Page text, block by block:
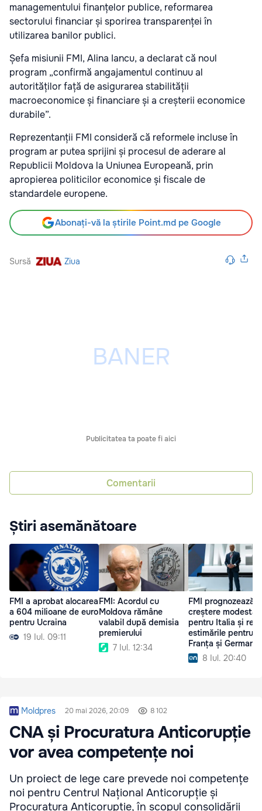
managementului finanțelor publice, reformarea
sectorului financiar și sporirea transparenței în
utilizarea banilor publici.
Șefa misiunii FMI, Alina Iancu, a declarat că noul
program „confirmă angajamentul continuu al
autorităților față de asigurarea stabilității
macroeconomice și financiare și a creșterii economice
durabile”.
Reprezentanții FMI consideră că reformele incluse în
program ar putea sprijini și procesul de aderare al
Republicii Moldova la Uniunea Europeană, prin
apropierea politicilor economice și fiscale de
standardele europene.
Abonați-vă la știrile Point.md pe Google
Sursă Ziua
Publicitatea ta poate fi aici
Comentarii
Știri asemănătoare
FMI a aprobat alocarea
a 604 milioane de euro
pentru Ucraina
19 Iul. 09:11
FMI: Acordul cu
Moldova rămâne
valabil după demisia
premierului
7 Iul. 12:34
FMI prognozează o
creștere modestă
pentru Italia și
estimările pentru
Franța și Germania
8 Iul. 20:40
Moldpres 20 mai 2026, 20:09 8 102
CNA și Procuratura Anticorupție
vor avea competențe noi
Un proiect de lege care prevede noi competențe
noi pentru Centrul Național Anticorupție și
Procuratura Anticorupție, în scopul consolidării